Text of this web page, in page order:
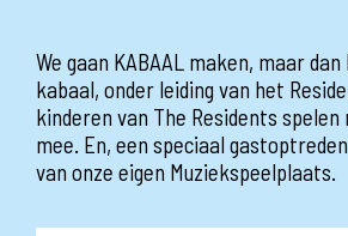
We gaan KABAAL maken, maar
kabaal, onder leiding van het
kinderen van The Residents
mee. En, een speciaal
van onze eigen Muziekspeelplaats.